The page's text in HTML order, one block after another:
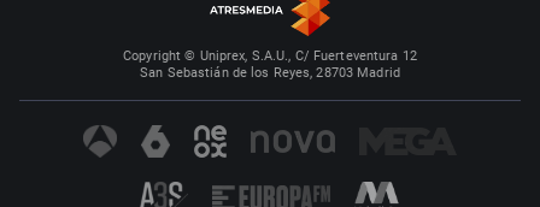
Copyright © Uniprex, S.A.U., C/ Fuerteventura 12
San Sebastián de los Reyes, 28703 Madrid